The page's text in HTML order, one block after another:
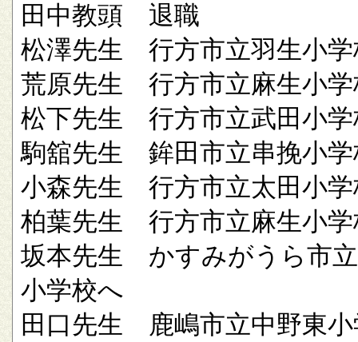
田中教頭 退職
松澤先生 行方市立羽生小学
荒原先生 行方市立麻生小学
松下先生 行方市立武田小学
駒舘先生 鉾田市立串挽小学
小森先生 行方市立太田小学
柏葉先生 行方市立麻生小学
坂本先生 かすみがうら市
小学校へ
田口先生 鹿嶋市立中野東小